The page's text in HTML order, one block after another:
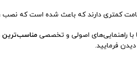
راهنمایی‌های اصولی و تخصصی مناسب‌ترین
دیدن فرمایید.